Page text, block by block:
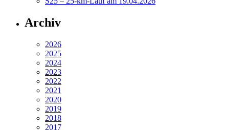
Archiv
2026
2025
2024
2023
2022
2021
2020
2019
2018
2017